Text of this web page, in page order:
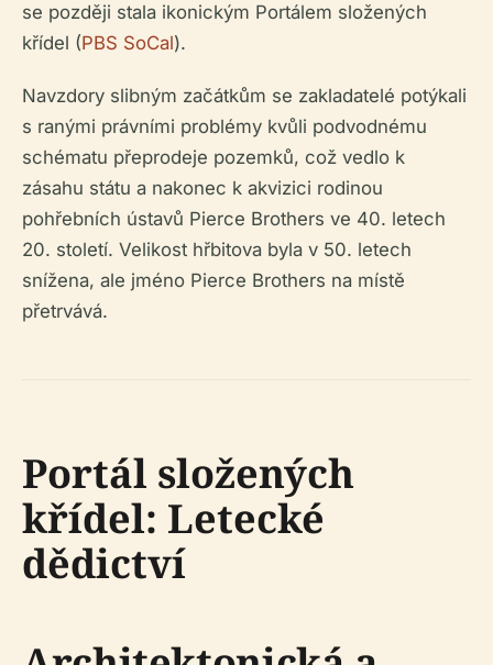
se později stala ikonickým Portálem složených
křídel (PBS SoCal).
Navzdory slibným začátkům se zakladatelé potýkali
s ranými právními problémy kvůli podvodnému
schématu přeprodeje pozemků, což vedlo k
zásahu státu a nakonec k akvizici rodinou
pohřebních ústavů Pierce Brothers ve 40. letech
20. století. Velikost hřbitova byla v 50. letech
snížena, ale jméno Pierce Brothers na místě
přetrvává.
Portál složených
křídel: Letecké
dědictví